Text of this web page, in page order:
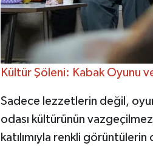
Kültür Şöleni: Kabak Oyunu
Sadece lezzetlerin değil,
odası kültürünün
katılımıyla renkli